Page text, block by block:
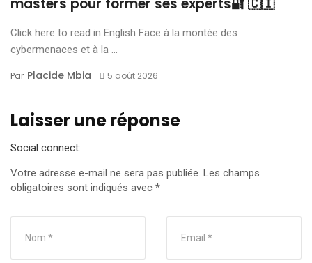
masters pour former ses experts🔐 🇨🇮
Click here to read in English Face à la montée des
cybermenaces et à la ...
Par Placide Mbia 5 août 2026
Laisser une réponse
Social connect:
Votre adresse e-mail ne sera pas publiée. Les champs
obligatoires sont indiqués avec *